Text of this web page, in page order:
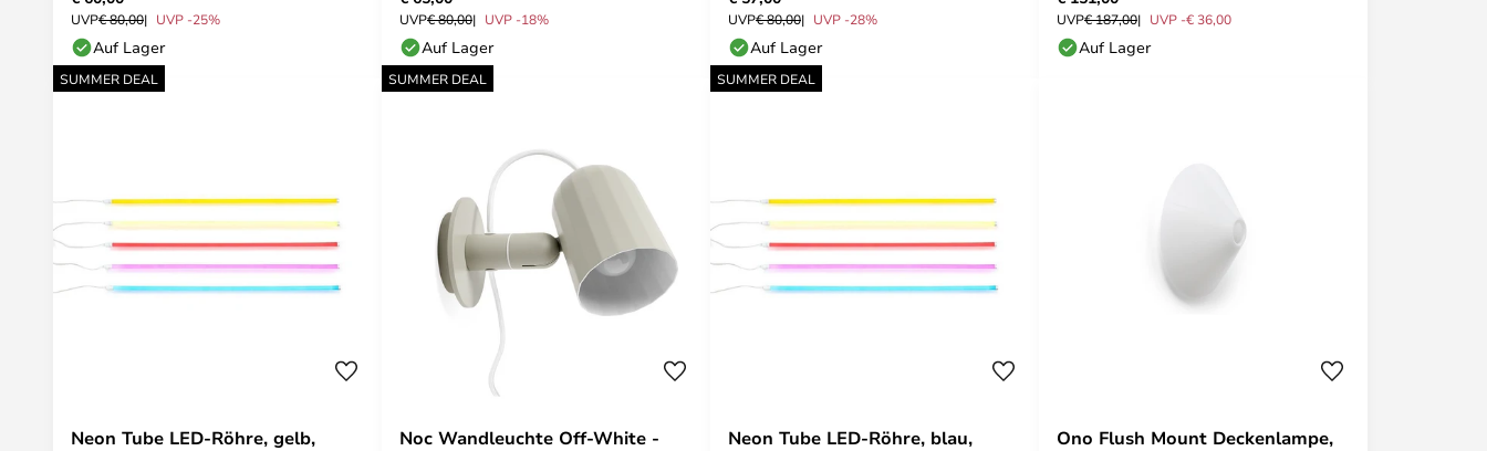
UVP€ 80,00 UVP -25%
Auf Lager
UVP€ 80,00 UVP -18%
Auf Lager
UVP€ 80,00 UVP -28%
Auf Lager
UVP€ 187,00 UVP -€ 36,00
Auf Lager
SUMMER DEAL
Neon Tube LED-Röhre, gelb,
SUMMER DEAL
Noc Wandleuchte Off-White -
SUMMER DEAL
Neon Tube LED-Röhre, blau,
Ono Flush Mount Deckenlampe,